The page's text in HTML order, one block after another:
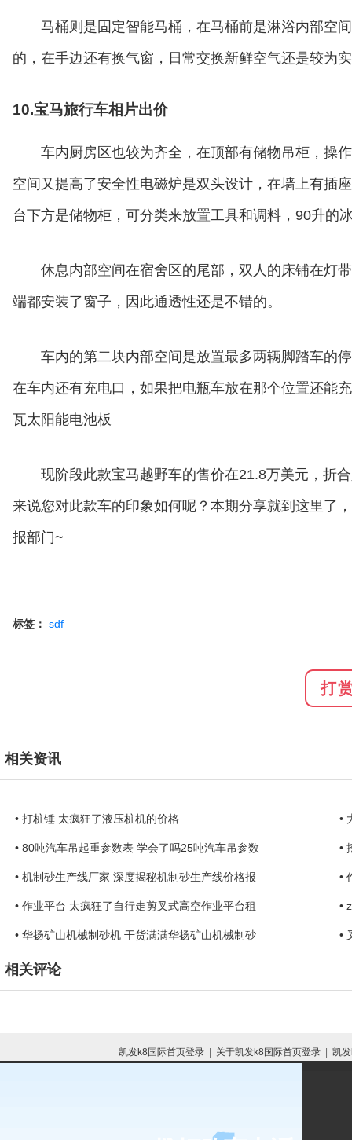
马桶则是固定智能马桶，在马桶前是淋浴内部空
的，在手边还有换气窗，日常交换新鲜空气还是较为
10.宝马旅行车相片出价
车内厨房区也较为齐全，在顶部有储物吊柜，操
空间又提高了安全性电磁炉是双头设计，在墙上有插
台下方是储物柜，可分类来放置工具和调料，90升的
休息内部空间在宿舍区的尾部，双人的床铺在灯
端都安装了窗子，因此通透性还是不错的。
车内的第二块内部空间是放置最多两辆脚踏车的
在车内还有充电口，如果把电瓶车放在那个位置还能
瓦太阳能电池板
现阶段此款宝马越野车的售价在21.8万美元，折
来说您对此款车的印象如何呢？本期分享就到这里了
报部门~
标签： sdf
打
相关资讯
• 打桩锤 太疯狂了液压桩机的价格 •
• 80吨汽车吊起重参数表 学会了吗25吨汽车吊参数 •
• 机制砂生产线厂家 深度揭秘机制砂生产线价格报 •
• 作业平台 太疯狂了自行走剪叉式高空作业平台租 •
• 华扬矿山机械制砂机 干货满满华扬矿山机械制砂 •
相关评论
凯发k8国际首页登录 | 关于凯发k8国际首页登录 | 凯